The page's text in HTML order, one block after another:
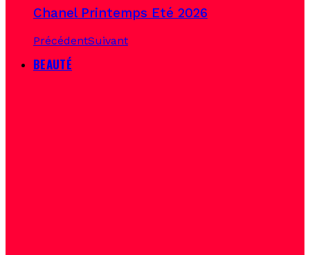
Chanel Printemps Eté 2026
PrécédentSuivant
BEAUTÉ